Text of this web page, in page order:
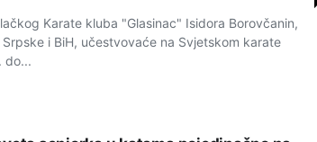
Karate kluba "Glasinac" Isidora Borovčanin,
i BiH, učestvovaće na Svjetskom karate
do...